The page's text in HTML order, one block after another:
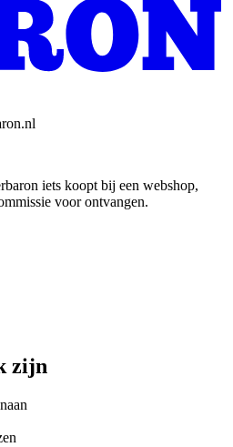
iets koopt bij een webshop,
voor ontvangen.
zijn